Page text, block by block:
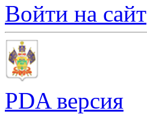
Войти на сайт
PDA версия